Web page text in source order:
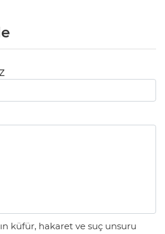
küfür, hakaret ve suç unsuru